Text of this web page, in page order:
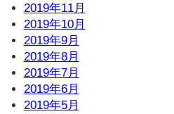
2019年11月
2019年10月
2019年9月
2019年8月
2019年7月
2019年6月
2019年5月